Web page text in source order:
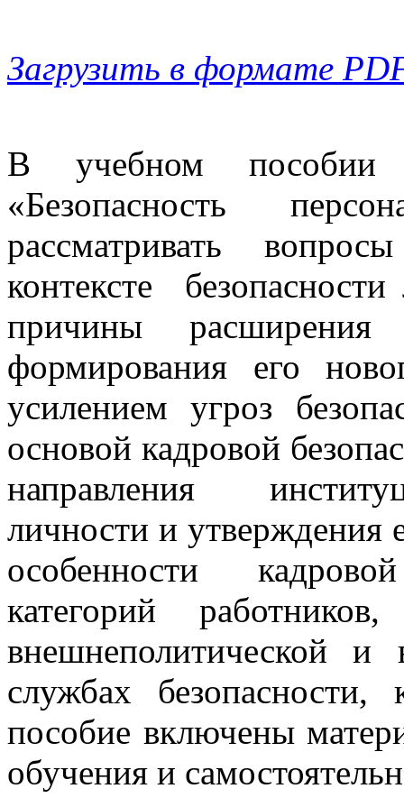
Загрузить в формате
В учебном пособии
«Безопасность
рассматривать
контексте
причины расширения
формирования его
усилением угроз
основой кадровой
направления
личности и утверждения
особенности
категорий
внешнеполитической и
службах безопасности,
пособие включены
обучения и